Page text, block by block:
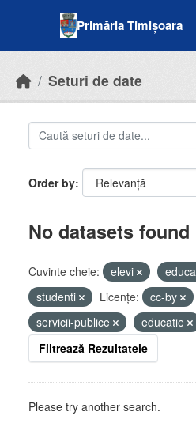
Primăria Timișoara
Seturi de date
Order by
No datasets found
Cuvinte cheie: elevi
studenti
Licenţe: cc-by
servicii-publice
educatie
Filtrează Rezultatele
Please try another search.